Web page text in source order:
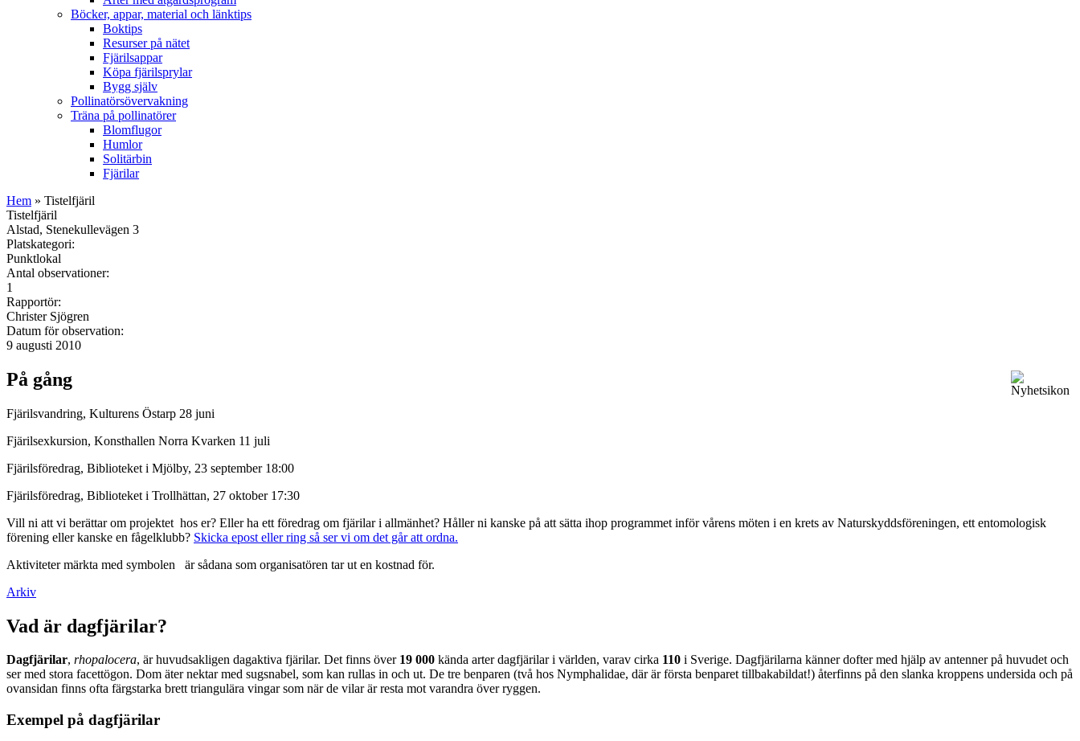
Böcker, appar, material och länktips
Boktips
Resurser på nätet
Fjärilsappar
Köpa fjärilsprylar
Bygg själv
Pollinatörsövervakning
Träna på pollinatörer
Blomflugor
Humlor
Solitärbin
Fjärilar
Hem » Tistelfjäril
Tistelfjäril
Alstad, Stenekullevägen 3
Platskategori:
Punktlokal
Antal observationer:
1
Rapportör:
Christer Sjögren
Datum för observation:
9 augusti 2010
På gång
Fjärilsvandring, Kulturens Östarp 28 juni
Fjärilsexkursion, Konsthallen Norra Kvarken 11 juli
Fjärilsföredrag, Biblioteket i Mjölby, 23 september 18:00
Fjärilsföredrag, Biblioteket i Trollhättan, 27 oktober 17:30
Vill ni att vi berättar om projektet hos er? Eller ha ett föredrag om fjärilar i allmänhet? Håller ni kanske på att sätta ihop programmet inför vårens möten i en krets av Naturskyddsföreningen, ett entomologisk
förening eller kanske en fågelklubb? Skicka epost eller ring så ser vi om det går att ordna.
Aktiviteter märkta med symbolen
är sådana som organisatören tar ut en kostnad för.
Arkiv
Vad är dagfjärilar?
Dagfjärilar, rhopalocera, är huvudsakligen dagaktiva fjärilar. Det finns över 19 000 kända arter dagfjärilar i världen, varav cirka 110 i Sverige. Dagfjärilarna känner dofter med hjälp av antenner på huvudet och
ser med stora facettögon. Dom äter nektar med sugsnabel, som kan rullas in och ut. De tre benparen (två hos Nymphalidae, där är första benparet tillbakabildat!) återfinns på den slanka kroppens undersida och på
ovansidan finns ofta färgstarka brett triangulära vingar som när de vilar är resta mot varandra över ryggen.
Exempel på dagfjärilar